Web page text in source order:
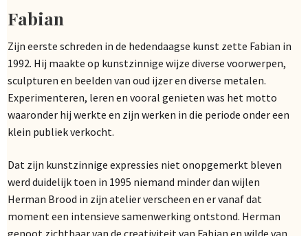
Fabian
Zijn eerste schreden in de hedendaagse kunst zette Fabian in
1992. Hij maakte op kunstzinnige wijze diverse voorwerpen,
sculpturen en beelden van oud ijzer en diverse metalen.
Experimenteren, leren en vooral genieten was het motto
waaronder hij werkte en zijn werken in die periode onder een
klein publiek verkocht.
Dat zijn kunstzinnige expressies niet onopgemerkt bleven
werd duidelijk toen in 1995 niemand minder dan wijlen
Herman Brood in zijn atelier verscheen en er vanaf dat
moment een intensieve samenwerking ontstond. Herman
genoot zichtbaar van de creativiteit van Fabian en wilde van